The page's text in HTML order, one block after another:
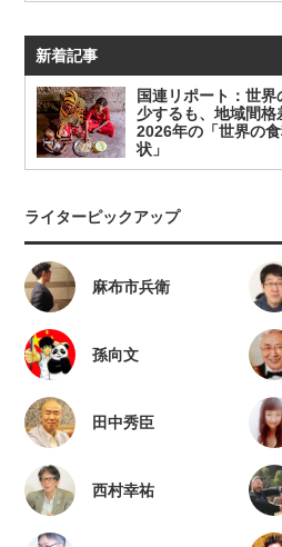
新着記事
国連リポート：世
少するも、地域間
2026年の「世界の
状」
ライターピックアップ
麻布市兵衛
孫向文
田中秀臣
西村幸祐